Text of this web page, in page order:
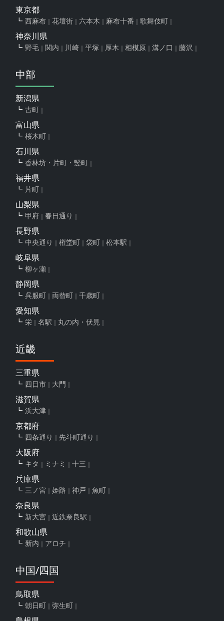
東京都
西麻布 花壇街 六本木 麻布十番 歌舞伎町
神奈川県
野毛 関内 川崎 平塚 厚木 相模原 溝ノ口 藤沢
中部
新潟県
古町
富山県
桜木町
石川県
香林坊・片町・竪町
福井県
片町
山梨県
甲府 春日通り
長野県
中央通り 権堂町 袋町 松本駅
岐阜県
柳ヶ瀬
静岡県
呉服町 両替町 千歳町
愛知県
栄 名駅 丸の内・伏見
近畿
三重県
四日市 大門
滋賀県
浜大津
京都府
四条通り 先斗町通り
大阪府
キタ ミナミ 十三
兵庫県
三ノ宮 姫路 神戸 魚町
奈良県
新大宮 近鉄奈良駅
和歌山県
新内 アロチ
中国/四国
鳥取県
朝日町 弥生町